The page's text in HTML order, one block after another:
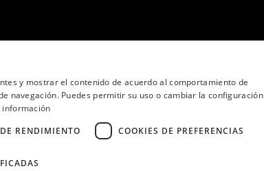
y mostrar el contenido de acuerdo al comportamiento de
navegación. Puedes permitir su uso o cambiar la configuración
información
RENDIMIENTO COOKIES DE PREFERENCIAS